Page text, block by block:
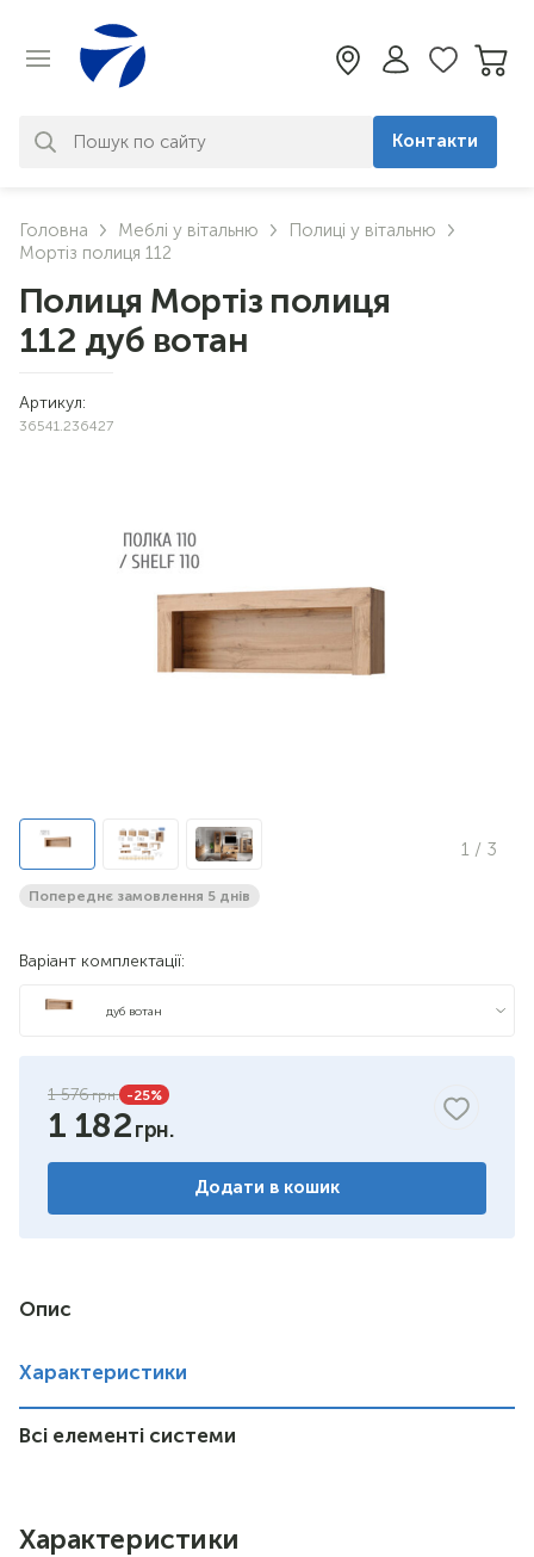
знайдено. Уточніть свій запит
Контакти
Головна Меблі у вітальню
Полиці у вітальню
Мортіз полиця 112
Полиця Мортіз полиця
112 дуб вотан
Артикул:
36541.236427
1 / 3
Попереднє замовлення 5 днів
Варіант комплектації:
дуб вотан
1 576 -25%
1 182
Додати в кошик
Опис
Характеристики
Всі елементі системи
Характеристики